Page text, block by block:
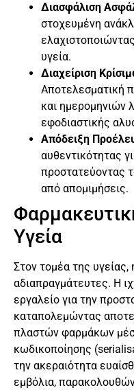
Διασφάλιση
στοχευμένη
υγεία.
Διαχείριση
Αποτελεσματική
και ημερομηνιών
εφοδιαστικής
Απόδειξη
αυθεντικότητας
προστατεύοντας
από απομιμήσεις.
Υγεία
Στον τομέα της υγείας,
αδιαπραγμάτευτες. Η
εργαλείο για την
καταπολεμώντας
πλαστών φαρμάκων
κωδικοποίησης
την ακεραιότητα
εμβόλια,